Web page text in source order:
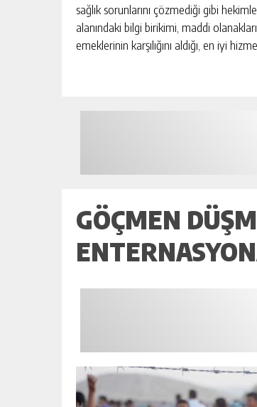
sağlık sorunlarını çözmediği gibi
alanındaki bilgi birikimi, maddi
emeklerinin karşılığını aldığı, en iyi
GÖÇMEN